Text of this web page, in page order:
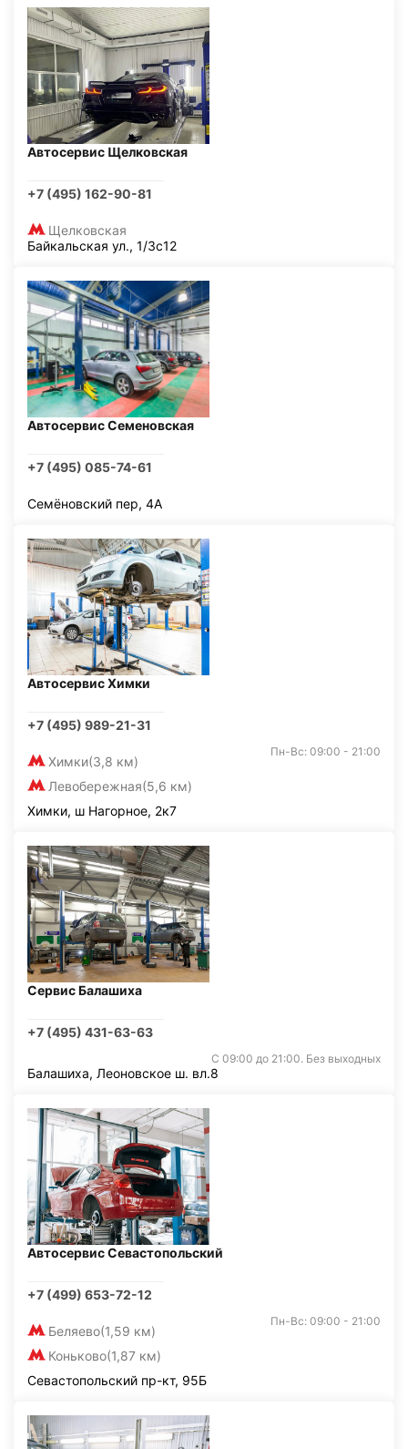
Автосервис Щелковская
+7 (495) 162-90-81
Щелковская
Байкальская ул., 1/3с12
Автосервис Семеновская
+7 (495) 085-74-61
Семёновский пер, 4А
Автосервис Химки
+7 (495) 989-21-31
Химки(3,8 км)
Левобережная(5,6 км)
Пн-Вс: 09:00 - 21:00
Химки, ш Нагорное, 2к7
Сервис Балашиха
+7 (495) 431-63-63
С 09:00 до 21:00. Без выходных
Балашиха, Леоновское ш. вл.8
Автосервис Севастопольский
+7 (499) 653-72-12
Беляево(1,59 км)
Коньково(1,87 км)
Пн-Вс: 09:00 - 21:00
Севастопольский пр-кт, 95Б